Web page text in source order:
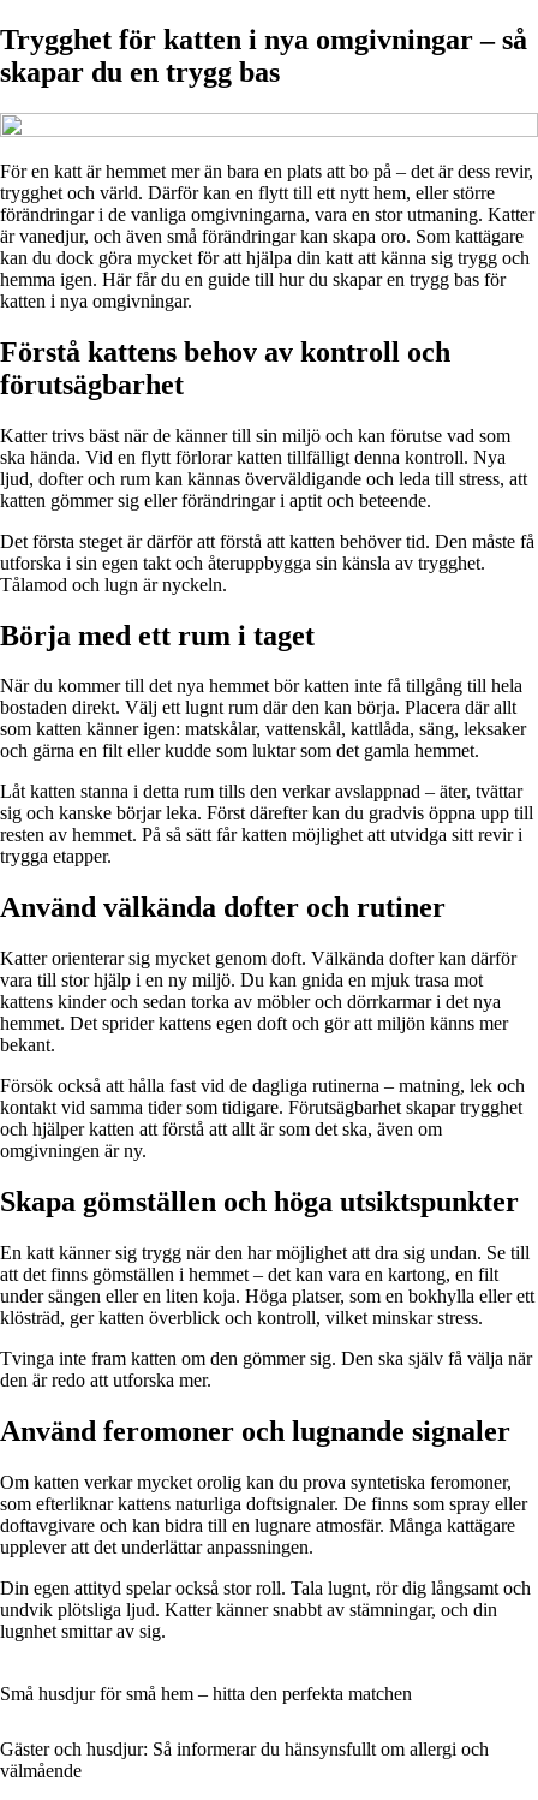
Trygghet för katten i nya omgivningar – så
skapar du en trygg bas
För en katt är hemmet mer än bara en plats att bo på – det är dess revir,
trygghet och värld. Därför kan en flytt till ett nytt hem, eller större
förändringar i de vanliga omgivningarna, vara en stor utmaning. Katter
är vanedjur, och även små förändringar kan skapa oro. Som kattägare
kan du dock göra mycket för att hjälpa din katt att känna sig trygg och
hemma igen. Här får du en guide till hur du skapar en trygg bas för
katten i nya omgivningar.
Förstå kattens behov av kontroll och
förutsägbarhet
Katter trivs bäst när de känner till sin miljö och kan förutse vad som
ska hända. Vid en flytt förlorar katten tillfälligt denna kontroll. Nya
ljud, dofter och rum kan kännas överväldigande och leda till stress, att
katten gömmer sig eller förändringar i aptit och beteende.
Det första steget är därför att förstå att katten behöver tid. Den måste få
utforska i sin egen takt och återuppbygga sin känsla av trygghet.
Tålamod och lugn är nyckeln.
Börja med ett rum i taget
När du kommer till det nya hemmet bör katten inte få tillgång till hela
bostaden direkt. Välj ett lugnt rum där den kan börja. Placera där allt
som katten känner igen: matskålar, vattenskål, kattlåda, säng, leksaker
och gärna en filt eller kudde som luktar som det gamla hemmet.
Låt katten stanna i detta rum tills den verkar avslappnad – äter, tvättar
sig och kanske börjar leka. Först därefter kan du gradvis öppna upp till
resten av hemmet. På så sätt får katten möjlighet att utvidga sitt revir i
trygga etapper.
Använd välkända dofter och rutiner
Katter orienterar sig mycket genom doft. Välkända dofter kan därför
vara till stor hjälp i en ny miljö. Du kan gnida en mjuk trasa mot
kattens kinder och sedan torka av möbler och dörrkarmar i det nya
hemmet. Det sprider kattens egen doft och gör att miljön känns mer
bekant.
Försök också att hålla fast vid de dagliga rutinerna – matning, lek och
kontakt vid samma tider som tidigare. Förutsägbarhet skapar trygghet
och hjälper katten att förstå att allt är som det ska, även om
omgivningen är ny.
Skapa gömställen och höga utsiktspunkter
En katt känner sig trygg när den har möjlighet att dra sig undan. Se till
att det finns gömställen i hemmet – det kan vara en kartong, en filt
under sängen eller en liten koja. Höga platser, som en bokhylla eller ett
klösträd, ger katten överblick och kontroll, vilket minskar stress.
Tvinga inte fram katten om den gömmer sig. Den ska själv få välja när
den är redo att utforska mer.
Använd feromoner och lugnande signaler
Om katten verkar mycket orolig kan du prova syntetiska feromoner,
som efterliknar kattens naturliga doftsignaler. De finns som spray eller
doftavgivare och kan bidra till en lugnare atmosfär. Många kattägare
upplever att det underlättar anpassningen.
Din egen attityd spelar också stor roll. Tala lugnt, rör dig långsamt och
undvik plötsliga ljud. Katter känner snabbt av stämningar, och din
lugnhet smittar av sig.
Små husdjur för små hem – hitta den perfekta matchen
Gäster och husdjur: Så informerar du hänsynsfullt om allergi och
välmående